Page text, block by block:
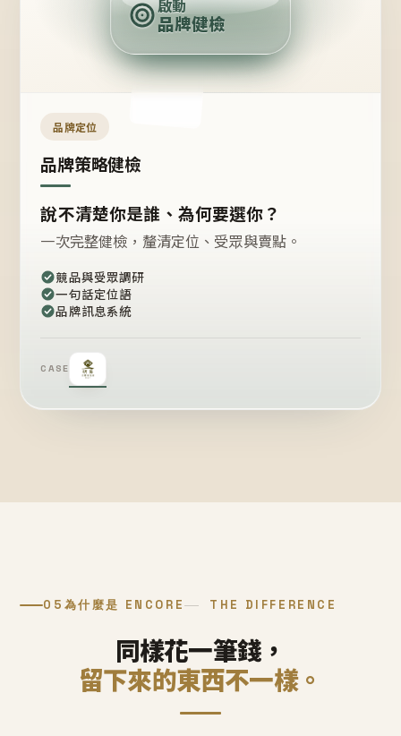
定
位
啟動
品牌健檢
品牌定位
品牌策略健檢
說不清楚你是誰、為何要選你？
一次完整健檢，釐清定位、受眾與賣點。
競品與受眾調研
一句話定位語
品牌訊息系統
CASE
05 為什麼是 ENCORE THE DIFFERENCE
同樣花一筆錢，
留下來的東西不一樣。